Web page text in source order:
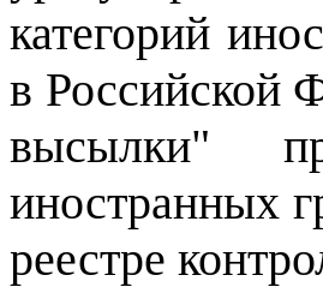
категорий
в Российской
высылки"
иностранных
реестре